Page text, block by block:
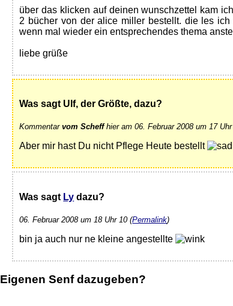
über das klicken auf deinen wunschzettel kam
2 bücher von der alice miller bestellt. die les
wenn mal wieder ein entsprechendes thema
liebe grüße
Was sagt Ulf, der Größte, dazu?
Kommentarvom Scheffhier am 06. Februar 2008 um 17
Aber mir hast Du nicht Pflege Heute bestellt
Was sagt Ly dazu?
06. Februar 2008 um 18 Uhr 10 (Permalink)
bin ja auch nur ne kleine angestellte
Eigenen Senf dazugeben?